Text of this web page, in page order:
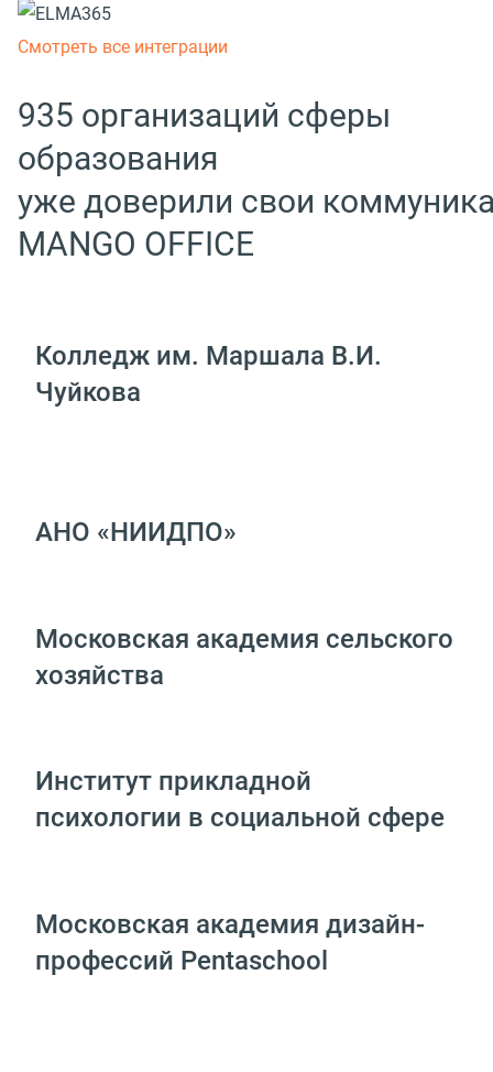
Смотреть все интеграции
935 организаций сферы
образования
уже доверили свои
MANGO OFFICE
Колледж им. Маршала В.И.
Чуйкова
АНО «НИИДПО»
Московская академия сельского
хозяйства
Институт прикладной
психологии в социальной сфере
Московская академия дизайн-
профессий Pentaschool